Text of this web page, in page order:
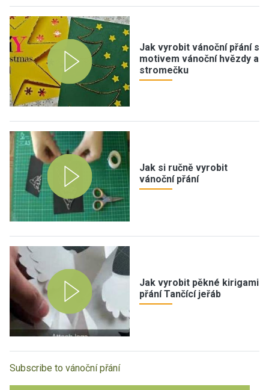
Jak vyrobit vánoční přání s
motivem vánoční hvězdy a
stromečku
Jak si ručně vyrobit
vánoční přání
Jak vyrobit pěkné kirigami
přání Tančící jeřáb
Subscribe to vánoční přání